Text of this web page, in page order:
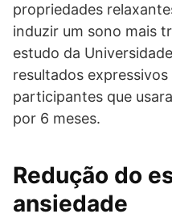
propriedades
induzir um sono mais
estudo da
resultados
participantes que
por 6 meses.
Redução do
ansiedade